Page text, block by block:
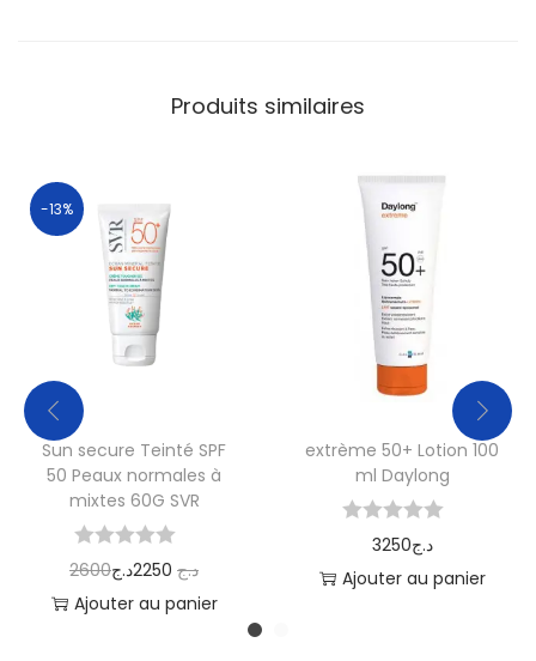
Produits similaires
-13%
Sun secure Teinté SPF
50 Peaux normales à
mixtes 60G SVR
2600 د.ج 2250د.ج
Ajouter au panier
extrème 50+ Lotion 100
ml Daylong
3250د.ج
Ajouter au panier